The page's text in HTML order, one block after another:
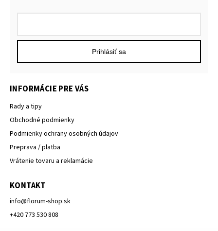
Prihlásiť sa
INFORMÁCIE PRE VÁS
Rady a tipy
Obchodné podmienky
Podmienky ochrany osobných údajov
Preprava / platba
Vrátenie tovaru a reklamácie
KONTAKT
info@florum-shop.sk
+420 773 530 808